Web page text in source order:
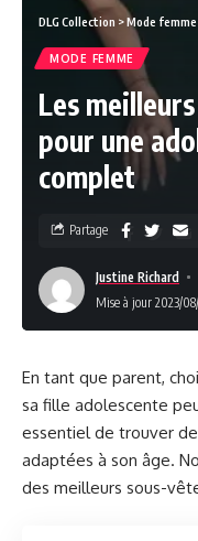
DLG Collection >Mode femme
MODE FEMME
Les
pour une
complet
Justine Richard
Mise à jour 2023/
Partage
En tant que parent,
sa fille adolescente
essentiel de trouver
adaptées à son âge.
des meilleurs sous-